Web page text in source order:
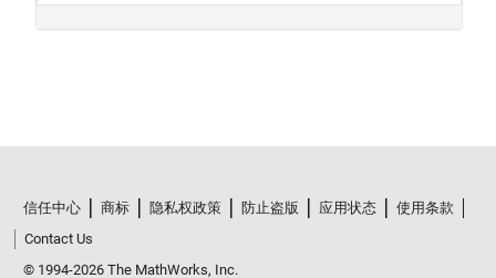
信任中心 商标 隐私权政策 防止盗版 应用状态
使用条款
Contact Us
© 1994-2026 The MathWorks, Inc.